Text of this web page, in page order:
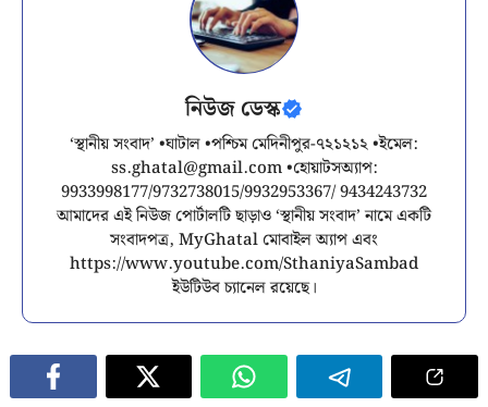
নিউজ ডেস্ক
‘স্থানীয় সংবাদ’ •ঘাটাল •পশ্চিম মেদিনীপুর-৭২১২১২ •ইমেল:
ss.ghatal@gmail.com•হোয়াটসঅ্যাপ:
9933998177/9732738015/9932953367/ 9434243732
আমাদের এই নিউজ পোর্টালটি ছাড়াও ‘স্থানীয় সংবাদ’ নামে একটি
সংবাদপত্র, MyGhatal মোবাইল অ্যাপ এবং
https://www.youtube.com/SthaniyaSambad
ইউটিউব চ্যানেল রয়েছে।